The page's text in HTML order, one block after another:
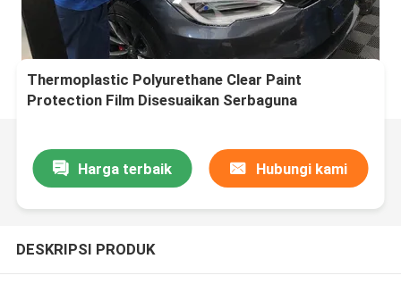
Thermoplastic Polyurethane Clear Paint
Protection Film Disesuaikan Serbaguna
Harga terbaik Hubungi kami
DESKRIPSI PRODUK